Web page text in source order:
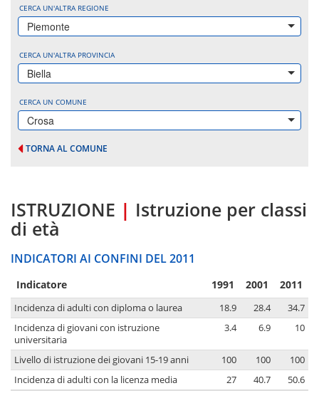
CERCA UN'ALTRA REGIONE
Piemonte
CERCA UN'ALTRA PROVINCIA
Biella
CERCA UN COMUNE
Crosa
TORNA AL COMUNE
ISTRUZIONE | Istruzione per classi
di età
INDICATORI AI CONFINI DEL 2011
Indicatore 1991 2001 2011
Incidenza di adulti con diploma o laurea 18.9 28.4
34.7
Incidenza di giovani con istruzione
universitaria
3.4 6.9 10
Livello di istruzione dei giovani 15-19 anni 100 100
100
Incidenza di adulti con la licenza media
27 40.7 50.6